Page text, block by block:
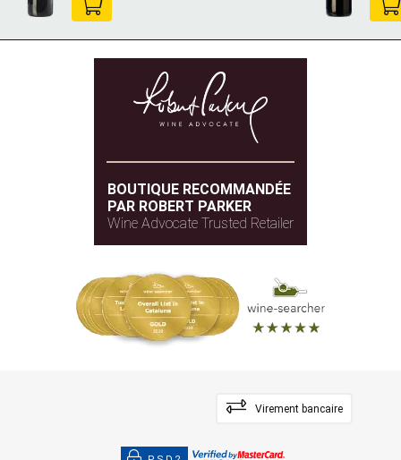
BOUTIQUE RECOMMANDÉE
PAR ROBERT PARKER
Wine Advocate Trusted Retailer
Virement bancaire